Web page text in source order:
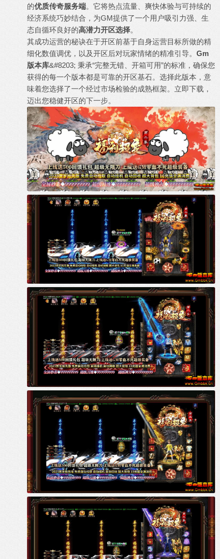
的优质传奇服务端。它将热点流量、爽快体验与可持续的
经济系统巧妙结合，为GM提供了一个用户吸引力强、生
态自循环良好的高潜力开区选择。
其成功运营的秘诀在于开区前基于自身运营目标所做的精
细化数值调优，以及开区后对玩家情绪的精准引导。 Gm
版本库&#8203; 秉承“完整无错、开箱可用”的标准，确保您
获得的每一个版本都是可靠的开区基石。选择此版本，意
味着您选择了一个经过市场检验的成熟框架。立即下载，
迈出您稳健开区的下一步。